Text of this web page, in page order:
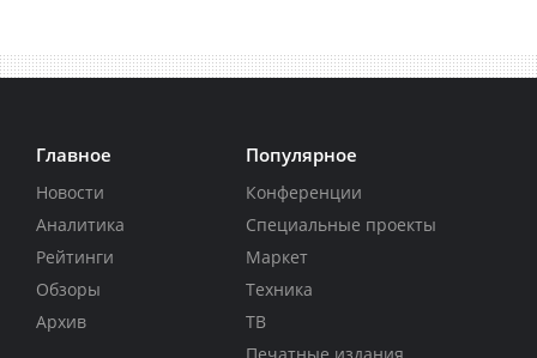
Главное
Новости
Аналитика
Рейтинги
Обзоры
Архив
Популярное
Конференции
Специальные проекты
Маркет
Техника
ТВ